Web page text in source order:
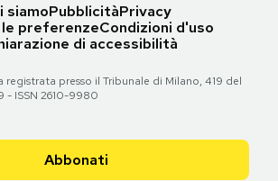
siamoPubblicitàPrivacy
preferenzeCondizioni d'uso
di accessibilità
registrata presso il Tribunale di Milano, 419 del
ISSN 2610-9980
Abbonati